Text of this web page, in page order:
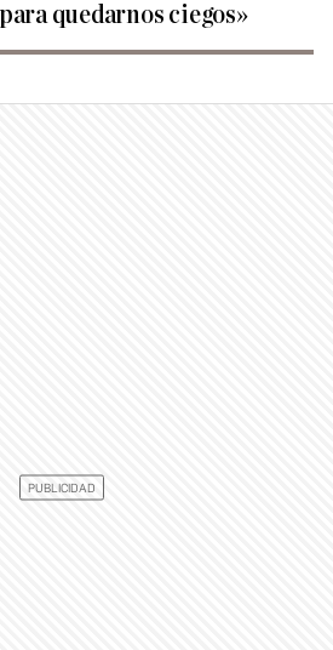
quedarnos ciegos»